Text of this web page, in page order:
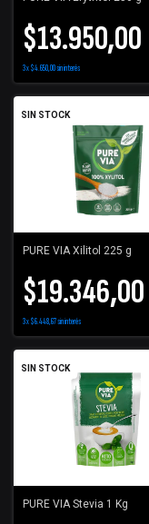
$13.950,00
3x$4.650,00sin interés
SIN STOCK
PURE VIA Xilitol 225 g
$19.346,00
3x$6.448,67sin interés
SIN STOCK
PURE VIA Stevia 1 Kg